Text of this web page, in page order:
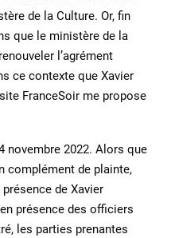
de la Culture. Or, fin
que le ministère de la
l’agrément
ce contexte que Xavier
FranceSoir me propose
novembre 2022. Alors que
complément de plainte,
présence de Xavier
présence des officiers
les parties prenantes